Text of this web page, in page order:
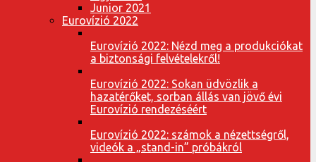
Junior 2021
Eurovízió 2022
Eurovízió 2022: Nézd meg a produkciókat
a biztonsági felvételekről!
Eurovízió 2022: Sokan üdvözlik a
hazatérőket, sorban állás van jövő évi
Eurovízió rendezéséért
Eurovízió 2022: számok a nézettségről,
videók a „stand-in” próbákról